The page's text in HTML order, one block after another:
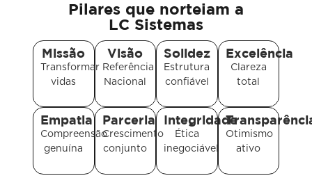
Pilares que norteiam a
LC Sistemas
Missão
Transformar
vidas
Visão
Referência
Nacional
Solidez
Estrutura
confiável
Excelência
Clareza
total
Empatia
Compreensão
genuína
Parceria
Crescimento
conjunto
Integridade
Ética
inegociável
Otimismo
ativo